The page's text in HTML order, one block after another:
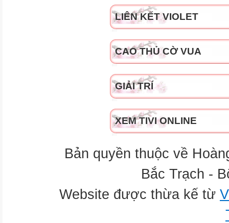
LIÊN KẾT VIOLET
CAO THỦ CỜ VUA
GIẢI TRÍ
XEM TIVI ONLINE
Bản quyền thuộc về
Bắc Trạch -
Website được thừa kế từ